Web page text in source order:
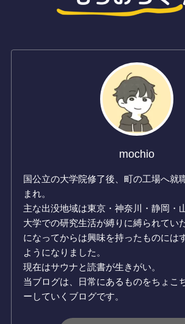
mochio
国公立の大学院修了後、町の工場へ就
まれ。
主な出没地域は東京・神奈川・静岡・
大学での研究生活が縛りに縛られてい
になってからは興味を持ったものには
ようになりました。
現在はサウナと読書が生きがい。
当ブログは、日常にあるものをちょこ
ーしていくブログです。